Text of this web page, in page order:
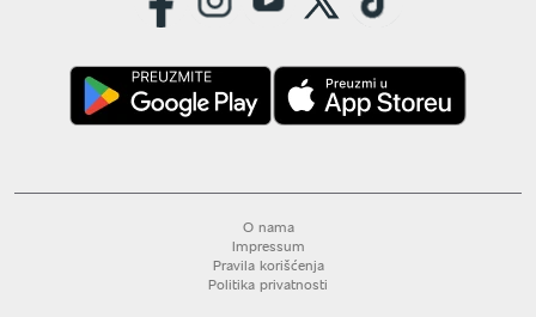
O nama
Impressum
Pravila korišćenja
Politika privatnosti